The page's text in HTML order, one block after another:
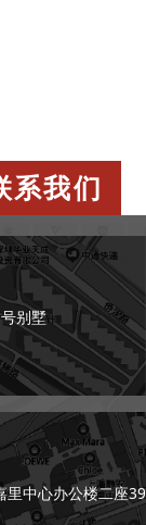
系我们
别墅
里中心办公楼二座39